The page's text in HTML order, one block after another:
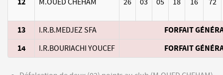
12 M.OUED CHEHAM 26 03 05 18 16 72
13 I.R.B.MEDJEZ SFA FORFAIT
14 I.R.BOURIACHI YOUCEF FORFAIT